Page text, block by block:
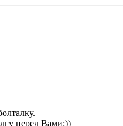
перед Вами:))